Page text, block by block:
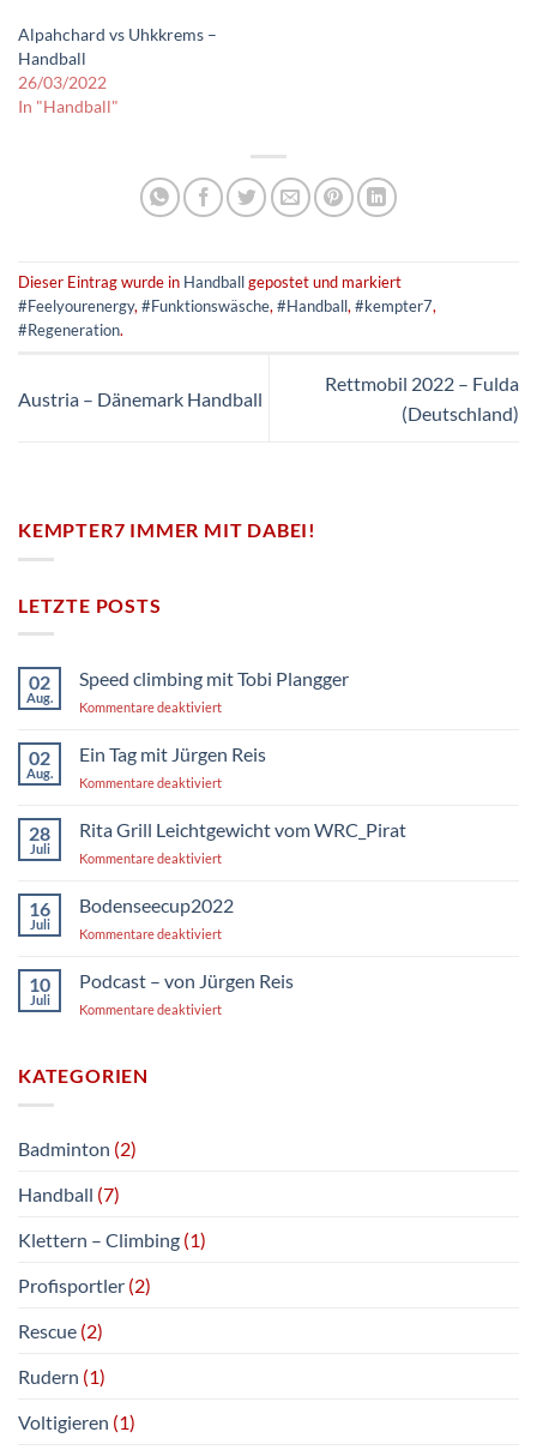
Alpahchard vs Uhkkrems –
Handball
26/03/2022
In "Handball"
Dieser Eintrag wurde in Handballgepostet und markiert
#Feelyourenergy,#Funktionswäsche,#Handball,#kempter7,
#Regeneration.
Austria – Dänemark Handball
Rettmobil 2022 – Fulda
(Deutschland)
KEMPTER7 IMMER MIT DABEI!
LETZTE POSTS
02
Aug.
Speed climbing mit Tobi Plangger
Kommentare deaktiviertfür
climbing
Tobi
02
Aug.
Ein Tag mit Jürgen Reis
Kommentare deaktiviertfür
Jürgen
28
Juli
Rita Grill Leichtgewicht vom WRC_Pirat
Kommentare deaktiviertfür
Grill
vom
16
Juli
Bodenseecup2022
Kommentare deaktiviertfür
10
Juli
Podcast – von Jürgen Reis
Kommentare deaktiviertfür
KATEGORIEN
Badminton (2)
Handball (7)
Klettern – Climbing (1)
Profisportler (2)
Rescue (2)
Rudern (1)
Voltigieren (1)